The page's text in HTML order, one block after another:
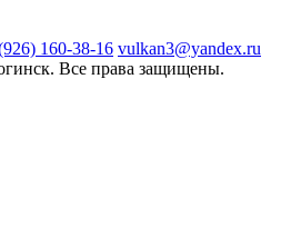
160-38-16 vulkan3@yandex.ru
Все права защищены.